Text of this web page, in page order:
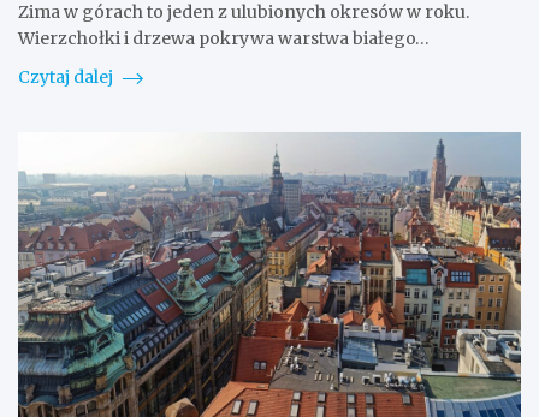
Zima w górach to jeden z ulubionych okresów w roku.
Wierzchołki i drzewa pokrywa warstwa białego…
Czytaj dalej